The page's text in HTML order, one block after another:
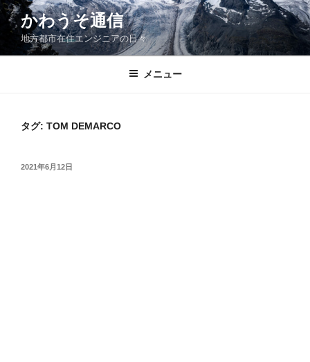
コ
ン
ン
かわうそ通信
地方都市在住エンジニアの日々
メニュー
タグ: TOM DEMARCO
投
2021年6月12日